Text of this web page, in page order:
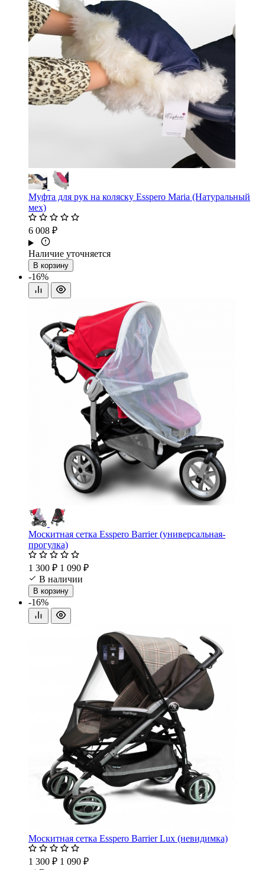
Муфта для рук на коляску Esspero Maria (Натуральный
мех)
6 008 ₽
Наличие уточняется
В корзину
-16%
Москитная сетка Esspero Barrier (универсальная-
прогулка)
1 300 ₽ 1 090 ₽
В наличии
В корзину
-16%
Москитная сетка Esspero Barrier Lux (невидимка)
1 300 ₽ 1 090 ₽